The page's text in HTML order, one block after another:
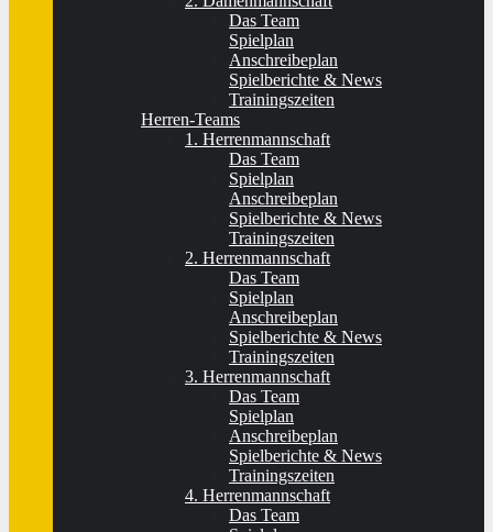
Das Team
Spielplan
Anschreibeplan
Spielberichte & News
Trainingszeiten
Herren-Teams
1. Herrenmannschaft
Das Team
Spielplan
Anschreibeplan
Spielberichte & News
Trainingszeiten
2. Herrenmannschaft
Das Team
Spielplan
Anschreibeplan
Spielberichte & News
Trainingszeiten
3. Herrenmannschaft
Das Team
Spielplan
Anschreibeplan
Spielberichte & News
Trainingszeiten
4. Herrenmannschaft
Das Team